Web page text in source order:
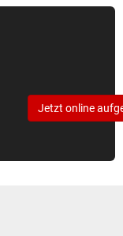
Jetzt online